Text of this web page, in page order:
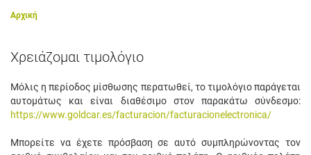
Αρχική
Χρειάζομαι τιμολόγιο
Μόλις η περίοδος μίσθωσης περατωθεί, το τιμολόγιο παράγεται
αυτομάτως και είναι διαθέσιμο στον παρακάτω σύνδεσμο:
https://www.goldcar.es/facturacion/facturacionelectronica/
Μπορείτε να έχετε πρόσβαση σε αυτό συμπληρώνοντας τον